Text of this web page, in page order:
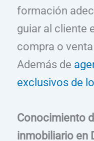
formación
guiar al cliente
compra o
Además de
exclusivos de
Conocimiento
inmobiliario en